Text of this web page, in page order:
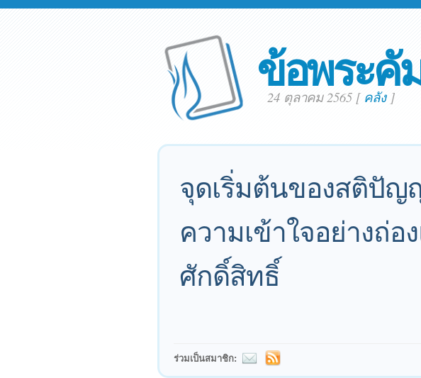
ข้อพระคั
24 ตุลาคม 2565 [ คลัง]
จุดเริ่มต้นของสติปัญ
ความเข้าใจอย่างถ่
ศักดิ์สิทธิ์
ร่วมเป็นสมาชิก: